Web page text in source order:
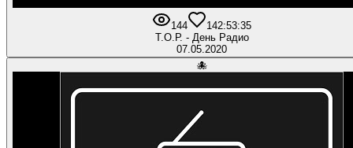
144 142:53:35
Т.О.Р. - День Радио
07.05.2020
🐙